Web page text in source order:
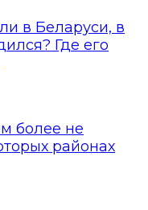
в Беларуси, в
Где его
более не
районах